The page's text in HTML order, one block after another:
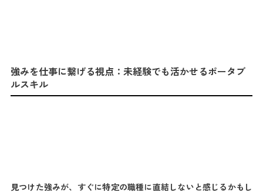
強みを仕事に繋げる視点：未経験でも活かせるポータブ
ルスキル
見つけた強みが、すぐに特定の職種に直結しないと感じるかもし